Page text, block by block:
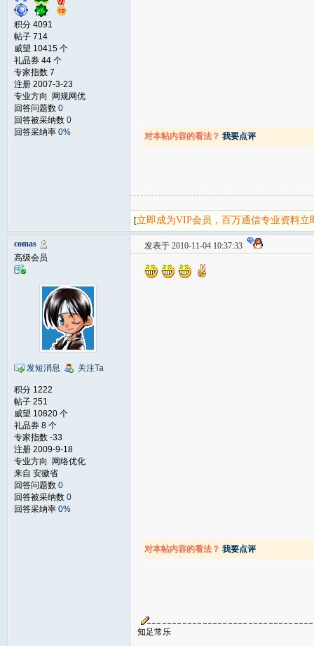
积分 4091
帖子 714
威望 10415 个
礼品券 44 个
专家指数 7
注册 2007-3-23
专业方向 网规网优
回答问题数 0
回答被采纳数 0
回答采纳率 0% 对本帖内容的看法？ 我要点评
[立即成为VIP会员，百万通信专业资料
comas
高级会员
发短消息 关注Ta
积分 1222
帖子 251
威望 10820 个
礼品券 8 个
专家指数 -33
注册 2009-9-18
专业方向 网络优化
来自 安徽省
回答问题数 0
回答被采纳数 0
回答采纳率 0%
发表于 2010-11-04 10:37:33
对本帖内容的看法？ 我要点评
知足常乐